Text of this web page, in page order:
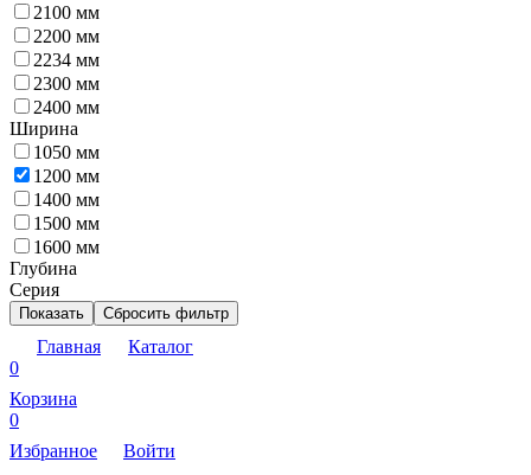
2100 мм
2200 мм
2234 мм
2300 мм
2400 мм
Ширина
1050 мм
1200 мм
1400 мм
1500 мм
1600 мм
Глубина
Серия
Показать Сбросить фильтр
Главная
Каталог
0
Корзина
0
Избранное
Войти